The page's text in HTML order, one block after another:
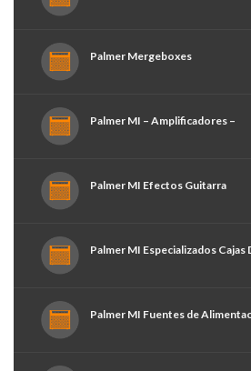
Palmer Mergeboxes
Palmer MI – Amplificadores –
Palmer MI Efectos Guitarra
Palmer MI Especializados Cajas
Palmer MI Fuentes de